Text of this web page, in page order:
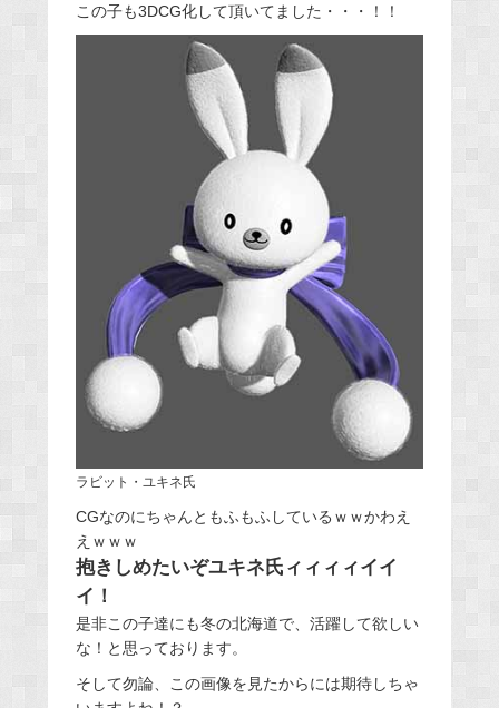
この子も3DCG化して頂いてました・・・！！
ラビット・ユキネ氏
CGなのにちゃんともふもふしているｗｗかわえ
えｗｗｗ
抱きしめたいぞユキネ氏ィィィィイイ
イ！
是非この子達にも冬の北海道で、活躍して欲しい
な！と思っております。
そして勿論、この画像を見たからには期待しちゃ